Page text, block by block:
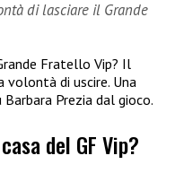
di lasciare il Grande
Fratello Vip? Il
volontà di uscire. Una
Prezia dal gioco.
del GF Vip?